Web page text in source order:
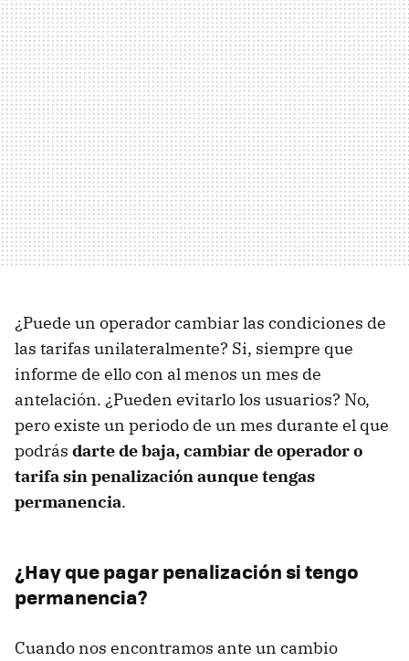
¿Puede un operador cambiar las condiciones de
las tarifas unilateralmente? Si, siempre que
informe de ello con al menos un mes de
antelación. ¿Pueden evitarlo los usuarios? No,
pero existe un periodo de un mes durante el que
podrás darte de baja, cambiar de operador o
tarifa sin penalización aunque tengas
permanencia.
¿Hay que pagar penalización si tengo
permanencia?
Cuando nos encontramos ante un cambio